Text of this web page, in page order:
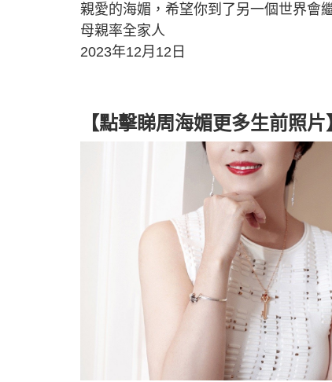
親愛的海媚，希望你到了另一個世界會
母親率全家人
2023年12月12日
【點擊睇周海媚更多生前照片